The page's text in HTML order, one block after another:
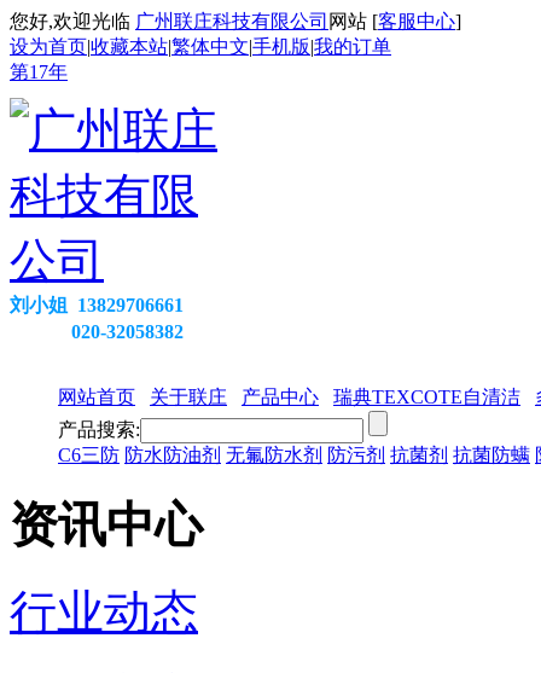
您好,欢迎光临 广州联庄科技有限公司 网站 [客服中心]
设为首页|收藏本站|繁体中文|手机版|我的订单
第17年
刘小姐 13829706661
020-32058382
网站首页 关于联庄 产品中心 瑞典TEXCOTE自清洁
产品搜索:
C6三防 防水防油剂 无氟防水剂 防污剂 抗菌剂 抗菌防螨
资讯中心
行业动态